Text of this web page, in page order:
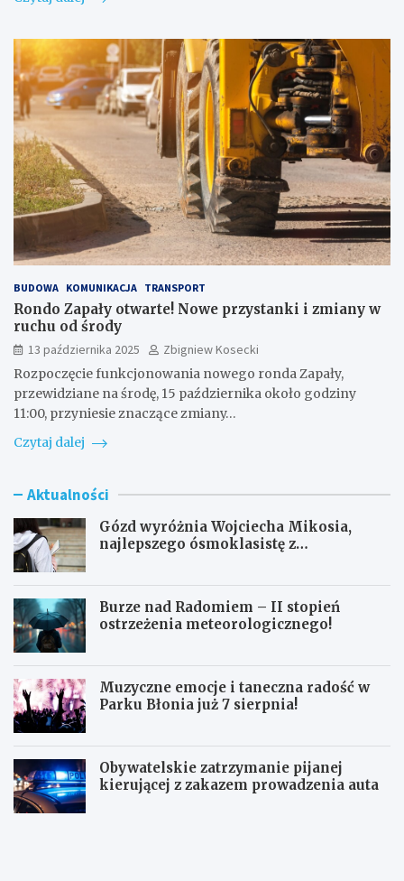
BUDOWA KOMUNIKACJA TRANSPORT
Rondo Zapały otwarte! Nowe przystanki i zmiany w
ruchu od środy
13 października 2025
Zbigniew Kosecki
Rozpoczęcie funkcjonowania nowego ronda Zapały,
przewidziane na środę, 15 października około godziny
11:00, przyniesie znaczące zmiany…
Czytaj dalej
Aktualności
Gózd wyróżnia Wojciecha Mikosia,
najlepszego ósmoklasistę z
Burze nad Radomiem – II stopień
ostrzeżenia meteorologicznego!
Muzyczne emocje i taneczna radość w
Parku Błonia już 7 sierpnia!
Obywatelskie zatrzymanie pijanej
kierującej z zakazem prowadzenia auta
G
B